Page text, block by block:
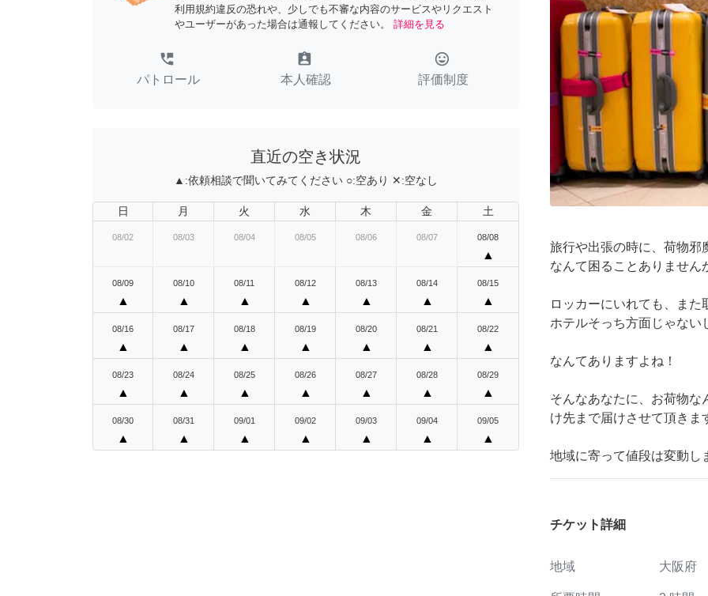
利用規約違反の恐れや、少しでも不審な内容のサービスやリクエスト
やユーザーがあった場合は通報してください。
詳細を見る
perm_phone_msg
パトロール
assignment_ind
本人確認
tag_faces
評価制度
直近の空き状況
▲:依頼相談で聞いてみてください ○:空あり ✕:空なし
日 月 火 水 木 金 土
08/02 08/03 08/04 08/05 08/06 08/07 08/08
▲
08/09
▲
08/10
▲
08/11
▲
08/12
▲
08/13
▲
08/14
▲
08/15
▲
08/16
▲
08/17
▲
08/18
▲
08/19
▲
08/20
▲
08/21
▲
08/22
▲
08/23
▲
08/24
▲
08/25
▲
08/26
▲
08/27
▲
08/28
▲
08/29
▲
08/30
▲
08/31
▲
09/01
▲
09/02
▲
09/03
▲
09/04
▲
09/05
▲
arrow_back_iosPrevious
旅行や出張の時に、荷物邪
なんて困ることありません
ロッカーにいれても、ま
ホテルそっち方面じゃな
なんてありますよね！
そんなあなたに、お荷物な
け先まで届けさせて頂きま
地域に寄って値段は変動し
チケット詳細
地域 大阪府